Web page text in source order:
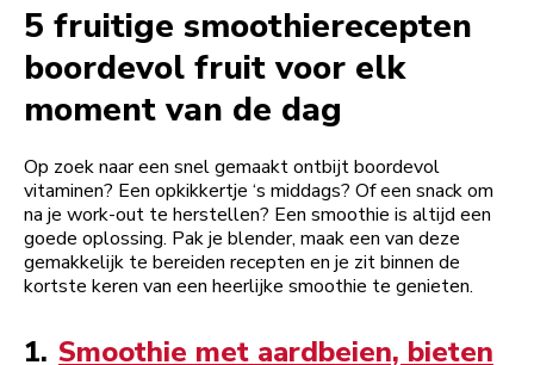
5 fruitige smoothierecepten
boordevol fruit voor elk
moment van de dag
Op zoek naar een snel gemaakt ontbijt boordevol
vitaminen? Een opkikkertje ‘s middags? Of een snack om
na je work-out te herstellen? Een smoothie is altijd een
goede oplossing. Pak je blender, maak een van deze
gemakkelijk te bereiden recepten en je zit binnen de
kortste keren van een heerlijke smoothie te genieten.
1. Smoothie met aardbeien, bieten